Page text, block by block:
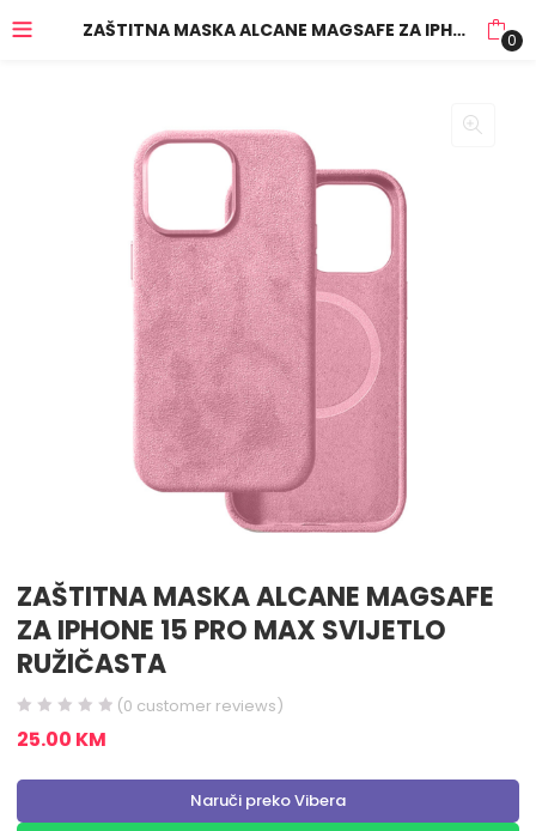
ZAŠTITNA MASKA ALCANE MAGSAFE ZA IPHONE 15 PRO MAX SVIJETLO RUŽIČASTA 0
ZAŠTITNA MASKA ALCANE MAGSAFE
ZA IPHONE 15 PRO MAX SVIJETLO
RUŽIČASTA
(0 customer reviews)
25.00 KM
Naruči preko Vibera